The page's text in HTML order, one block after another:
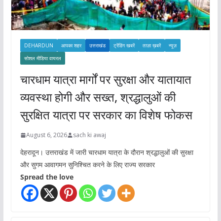
DEHARDUN आपका शहर उत्तराखंड ट्रेंडिंग खबरें ताज़ा ख़बरें
न्यूज़
सोशल मीडिया वायरल
चारधाम यात्रा मार्गों पर सुरक्षा और यातायात
व्यवस्था होगी और सख्त, श्रद्धालुओं की
सुरक्षित यात्रा पर सरकार का विशेष फोकस
August 6, 2026 sach ki awaj
देहरादून। उत्तराखंड में जारी चारधाम यात्रा के दौरान श्रद्धालुओं की सुरक्षा
और सुगम आवागमन सुनिश्चित करने के लिए राज्य सरकार
Spread the love